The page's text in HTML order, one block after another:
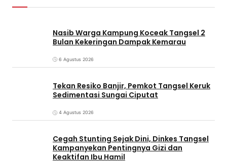
Nasib Warga Kampung Koceak Tangsel 2
Bulan Kekeringan Dampak Kemarau
6 Agustus 2026
Tekan Resiko Banjir, Pemkot Tangsel Keruk
Sedimentasi Sungai Ciputat
4 Agustus 2026
Cegah Stunting Sejak Dini, Dinkes Tangsel
Kampanyekan Pentingnya Gizi dan
Keaktifan Ibu Hamil